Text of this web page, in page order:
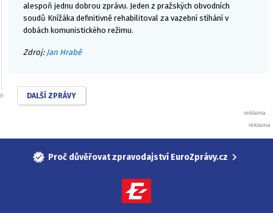
alespoň jednu dobrou zprávu. Jeden z pražských obvodních
soudů Knížáka definitivně rehabilitoval za vazební stíhání v
dobách komunistického režimu.
Zdroj: Jan Hrabě
DALŠÍ ZPRÁVY
Proč důvěřovat zpravodajství EuroZprávy.cz